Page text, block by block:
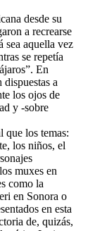
desde su
a recrearse
sea aquella vez
se repetía
En
dispuestas a
los ojos de
y -sobre
que los temas:
los niños, el
muxes en
como la
en Sonora o
en esta
de, quizás,